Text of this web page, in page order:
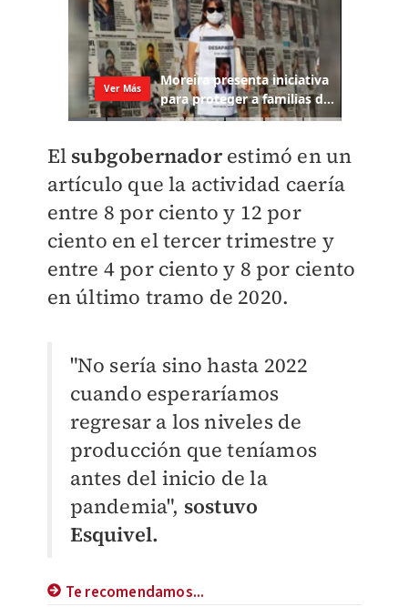
El subgobernadorestimó en un
artículo que la actividad caería
entre 8 por ciento y 12 por
ciento en el tercer trimestre y
entre 4 por ciento y 8 por ciento
en último tramo de 2020.
"No sería sino hasta 2022
cuando esperaríamos
regresar a los niveles de
producción que teníamos
antes del inicio de la
pandemia", sostuvo
Esquivel.
Te recomendamos...